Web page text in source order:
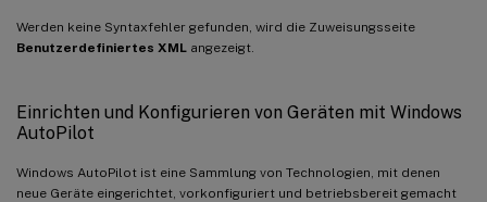
Werden keine Syntaxfehler gefunden, wird die Zuweisungsseite
Benutzerdefiniertes XML angezeigt.
Einrichten und Konfigurieren von Geräten mit Windows
AutoPilot
Windows AutoPilot ist eine Sammlung von Technologien, mit denen
neue Geräte eingerichtet, vorkonfiguriert und betriebsbereit gemacht